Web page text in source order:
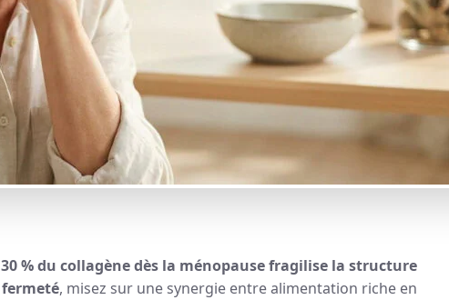
% du collagène dès la ménopause fragilise la structure
, misez sur une synergie entre alimentation riche en